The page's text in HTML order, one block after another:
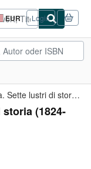
EUR
Seite
der
Einkaufseinstellungen.
Login
Austria e Toscana. Sette lustri di storia (1824-1859)
(1824-